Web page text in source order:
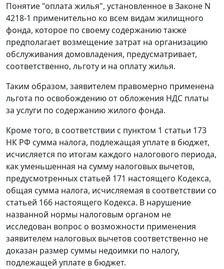
Понятие "оплата жилья", установленное в Законе N
4218-1 применительно ко всем видам жилищного
фонда, которое по своему содержанию также
предполагает возмещение затрат на организацию
обслуживания домовладения, предусматривает,
соответственно, льготу и на оплату жилья.
Таким образом, заявителем правомерно применена
льгота по освобождению от обложения НДС платы
за услуги по содержанию жилого фонда.
Кроме того, в соответствии с пунктом 1 статьи 173
НК РФ сумма налога, подлежащая уплате в бюджет,
исчисляется по итогам каждого налогового периода,
как уменьшенная на сумму налоговых вычетов,
предусмотренных статьей 171 настоящего Кодекса,
общая сумма налога, исчисляемая в соответствии со
статьей 166 настоящего Кодекса. В нарушение
названной нормы налоговым органом не
исследован вопрос о возможности применения
заявителем налоговых вычетов соответственно не
доказан размер суммы недоимки по налогу,
подлежащей уплате в бюджет.